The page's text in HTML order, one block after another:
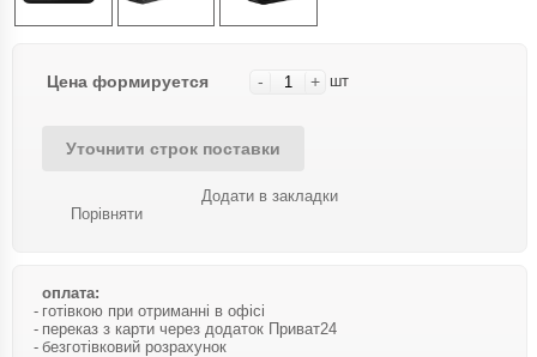
Цена формируется - + шт
Уточнити строк поставки
Порівняти
Додати в закладки
оплата:
готівкою при отриманні в офісі
переказ з карти через додаток Приват24
безготівковий розрахунок